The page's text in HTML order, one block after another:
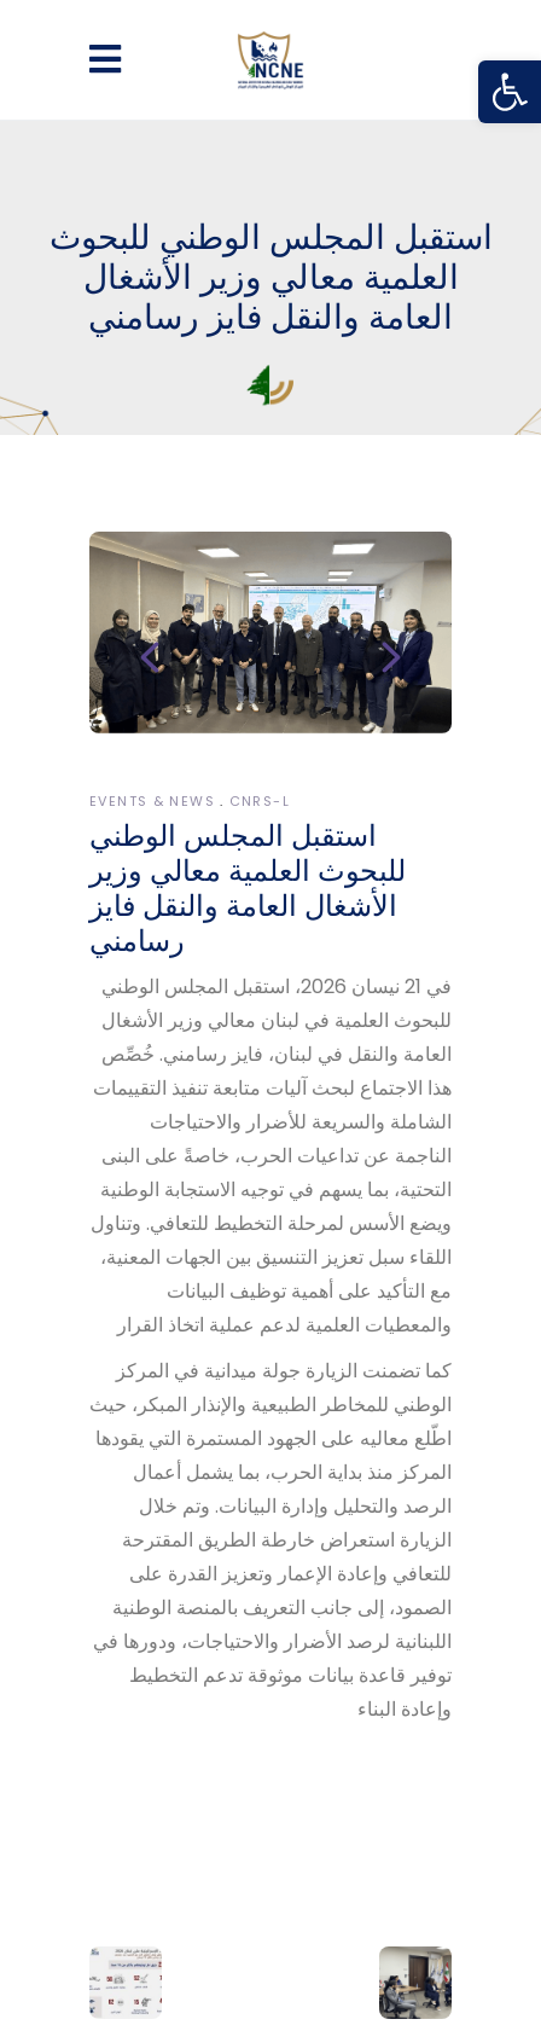
استقبل المجلس الوطني للبحوث
العلمية معالي وزير الأشغال
العامة والنقل فايز رسامني
EVENTS & NEWS CNRS-L
استقبل المجلس الوطني
للبحوث العلمية معالي وزير
الأشغال العامة والنقل فايز
رسامني
في 21 نيسان 2026، استقبل المجلس الوطني
للبحوث العلمية في لبنان معالي وزير الأشغال
العامة والنقل في لبنان، فايز رسامني. خُصِّص
هذا الاجتماع لبحث آليات متابعة تنفيذ التقييمات
الشاملة والسريعة للأضرار والاحتياجات
الناجمة عن تداعيات الحرب، خاصةً على البنى
التحتية، بما يسهم في توجيه الاستجابة الوطنية
ويضع الأسس لمرحلة التخطيط للتعافي. وتناول
اللقاء سبل تعزيز التنسيق بين الجهات المعنية،
مع التأكيد على أهمية توظيف البيانات
والمعطيات العلمية لدعم عملية اتخاذ القرار
كما تضمنت الزيارة جولة ميدانية في المركز
الوطني للمخاطر الطبيعية والإنذار المبكر، حيث
اطّلع معاليه على الجهود المستمرة التي يقودها
المركز منذ بداية الحرب، بما يشمل أعمال
الرصد والتحليل وإدارة البيانات. وتم خلال
الزيارة استعراض خارطة الطريق المقترحة
للتعافي وإعادة الإعمار وتعزيز القدرة على
الصمود، إلى جانب التعريف بالمنصة الوطنية
اللبنانية لرصد الأضرار والاحتياجات، ودورها في
توفير قاعدة بيانات موثوقة تدعم التخطيط
وإعادة البناء